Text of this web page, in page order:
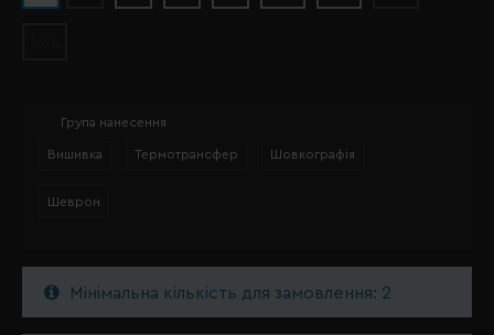
Група нанесення
Вишивка Термотрансфер Шовкографія
Шеврон
Мінімальна кількість для замовлення: 2